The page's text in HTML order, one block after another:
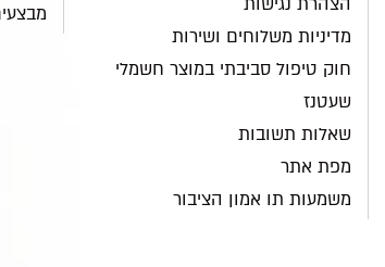
מדיניות משלוחים ושירות
חוק טיפול סביבתי במוצר חשמלי
שעטנז
שאלות תשובות
מפת אתר
משמעות תו אמון הציבור